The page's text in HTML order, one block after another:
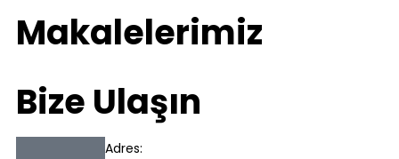
Makalelerimiz
Bize Ulaşın
Adres: